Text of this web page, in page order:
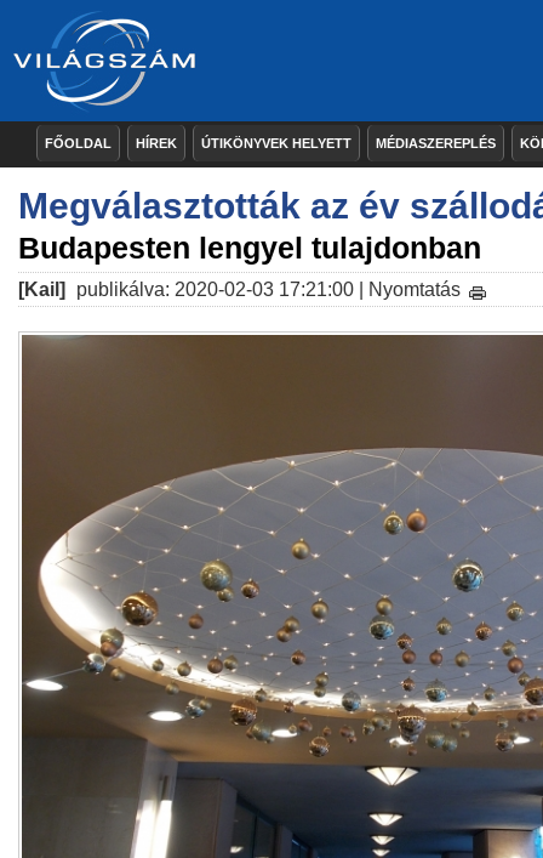
FŐOLDAL HÍREK ÚTIKÖNYVEK HELYETT MÉDIASZEREPLÉS
Megválasztották az év
Budapesten lengyel tulajdonban
[Kail] publikálva: 2020-02-03 17:21:00 | Nyomtatás